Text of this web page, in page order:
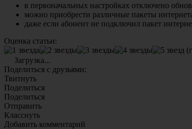
в первоначальных настройках отключено
можно приобрести различные пакеты
даже если абонент не подключил пакет
Оценка статьи:
Загрузка...
Поделиться с друзьями:
Твитнуть
Поделиться
Поделиться
Отправить
Класснуть
Добавить комментарий